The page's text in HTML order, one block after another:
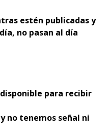
estén publicadas y
no pasan al día
para recibir
no tenemos señal ni